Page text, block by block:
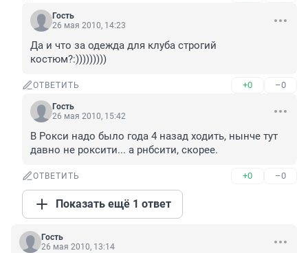
Гость
26 мая 2010, 14:23
Да и что за одежда для клуба строгий
костюм?:)))))))))
ОТВЕТИТЬ +0 –0
Гость
26 мая 2010, 15:42
В Рокси надо было года 4 назад ходить, нынче тут
давно не роксити... а рнбсити, скорее.
ОТВЕТИТЬ +0 –0
Показать ещё 1 ответ
Гость
26 мая 2010, 13:14